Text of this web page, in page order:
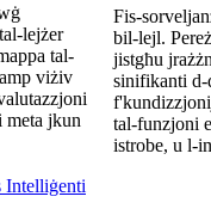
lejżer
tal-
viżiv
meta jkun
Intelliġenti
Fis-
bil-lejl.
jistgħu
sinifikanti d-
tal-funzjoni
istrobe, u l-